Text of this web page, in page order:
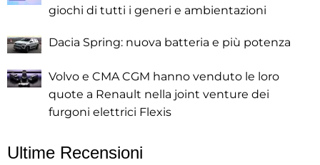
giochi di tutti i generi e ambientazioni
Dacia Spring: nuova batteria e più potenza
Volvo e CMA CGM hanno venduto le loro
quote a Renault nella joint venture dei
furgoni elettrici Flexis
Ultime Recensioni